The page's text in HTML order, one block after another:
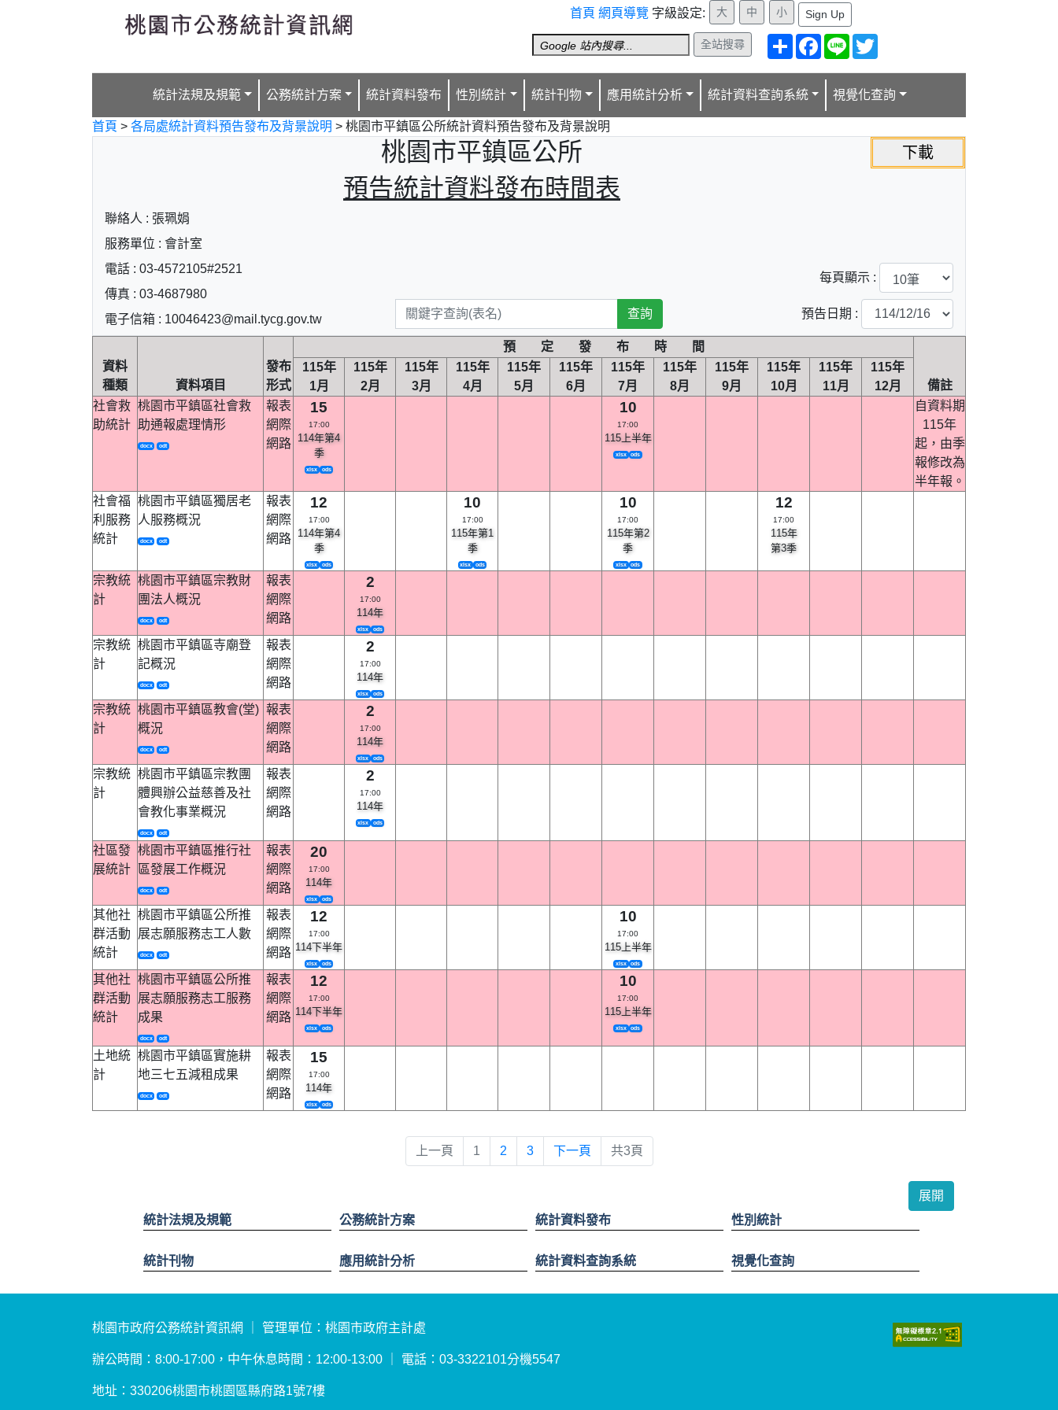
首頁 網頁導覽 字級設定: Sign Up
全站搜尋
分
享
Facebook
Line
統計法規及規範 公務統計方案 統計資料發布 性別統計 統計刊物 應用統計分析 統計資料查詢系統 視覺化查詢
首頁 > 各局處統計資料預告發布及背景說明 > 桃園市平鎮區公所統計資料預告發布及背景說明
桃園市平鎮區公所
預告統計資料發布時間表
聯絡人 : 張珮娟
服務單位 : 會計室
電話 : 03-4572105#2521
傳真 : 03-4687980
電子信箱 : 10046423@mail.tycg.gov.tw
每頁顯示 :
預告日期 :
資料
種類
資料項目
發布
形式
預 定 發 布 時 間
備註
115年
1月
115年
2月
115年
3月
115年
4月
115年
5月
115年
6月
115年
7月
115年
8月
115年
9月
115年
10月
115年
11月
115年
12月
社會救
助統計
桃園市平鎮區社會救
助通報處理情形
docx odt
報表
網際
網路
15
17:00
114年第4
季
xlsx ods
10
17:00
115上半年
xlsx ods
自資料期
115年
起，由季
報修改為
半年報。
社會福
利服務
統計
桃園市平鎮區獨居老
人服務概況
docx odt
報表
網際
網路
12
17:00
114年第4
季
xlsx ods
10
17:00
115年第1
季
xlsx ods
10
17:00
115年第2
季
xlsx ods
12
17:00
115年
第3季
宗教統
計
桃園市平鎮區宗教財
團法人概況
docx odt
報表
網際
網路
2
17:00
114年
xlsx ods
宗教統
計
桃園市平鎮區寺廟登
記概況
docx odt
報表
網際
網路
2
17:00
114年
xlsx ods
宗教統
計
桃園市平鎮區教會(堂)
概況
docx odt
報表
網際
網路
2
17:00
114年
xlsx ods
宗教統
計
桃園市平鎮區宗教團
體興辦公益慈善及社
會教化事業概況
docx odt
報表
網際
網路
2
17:00
114年
xlsx ods
社區發
展統計
桃園市平鎮區推行社
區發展工作概況
docx odt
報表
網際
網路
20
17:00
114年
xlsx ods
其他社
群活動
統計
桃園市平鎮區公所推
展志願服務志工人數
docx odt
報表
網際
網路
12
17:00
114下半年
xlsx ods
10
17:00
115上半年
xlsx ods
其他社
群活動
統計
桃園市平鎮區公所推
展志願服務志工服務
成果
docx odt
報表
網際
網路
12
17:00
114下半年
xlsx ods
10
17:00
115上半年
xlsx ods
土地統
計
桃園市平鎮區實施耕
地三七五減租成果
docx odt
報表
網際
網路
15
17:00
114年
xlsx ods
上一頁 1 2 3 下一頁 共3頁
統計法規及規範 公務統計方案 統計資料發布 性別統計
統計刊物 應用統計分析 統計資料查詢系統 視覺化查詢
桃園市政府公務統計資訊網 ｜ 管理單位：桃園市政府主計處
辦公時間：8:00-17:00，中午休息時間：12:00-13:00 ｜ 電話：03-3322101分機5547
地址：330206桃園市桃園區縣府路1號7樓